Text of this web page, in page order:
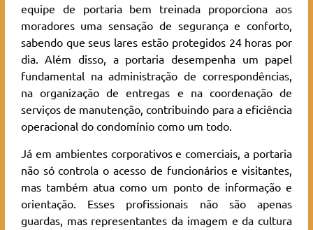
equipe de portaria bem treinada proporciona aos
moradores uma sensação de segurança e conforto,
sabendo que seus lares estão protegidos 24 horas por
dia. Além disso, a portaria desempenha um papel
fundamental na administração de correspondências,
na organização de entregas e na coordenação de
serviços de manutenção, contribuindo para a eficiência
operacional do condomínio como um todo.
Já em ambientes corporativos e comerciais, a portaria
não só controla o acesso de funcionários e visitantes,
mas também atua como um ponto de informação e
orientação. Esses profissionais não são apenas
guardas, mas representantes da imagem e da cultura